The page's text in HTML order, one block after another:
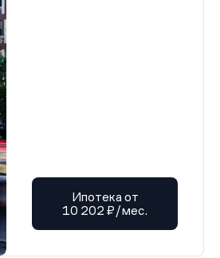
Ипотека от
10 202 ₽/мес.